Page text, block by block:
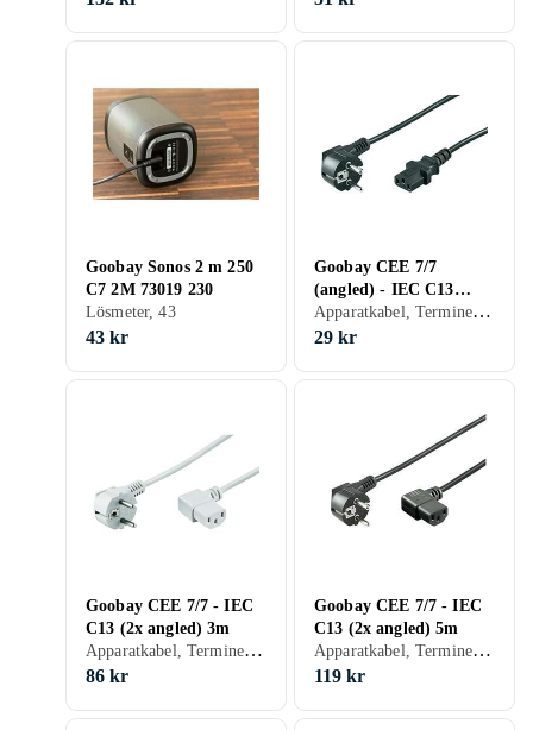
Goobay Sonos 2 m 250
C7 2M 73019 230
Lösmeter, 43
43 kr
Goobay CEE 7/7
(angled) - IEC C13
1,5m
Apparatkabel, Terminerad (försedd med kontakter), 19.33
29 kr
Goobay CEE 7/7 - IEC
C13 (2x angled) 3m
Apparatkabel, Terminerad (försedd med kontakter), 28.67
86 kr
Goobay CEE 7/7 - IEC
C13 (2x angled) 5m
Apparatkabel, Terminerad (försedd med kontakter), 23.8
119 kr